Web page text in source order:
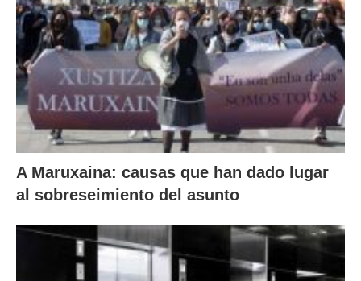
A Maruxaina: causas que han dado lugar
al sobreseimiento del asunto